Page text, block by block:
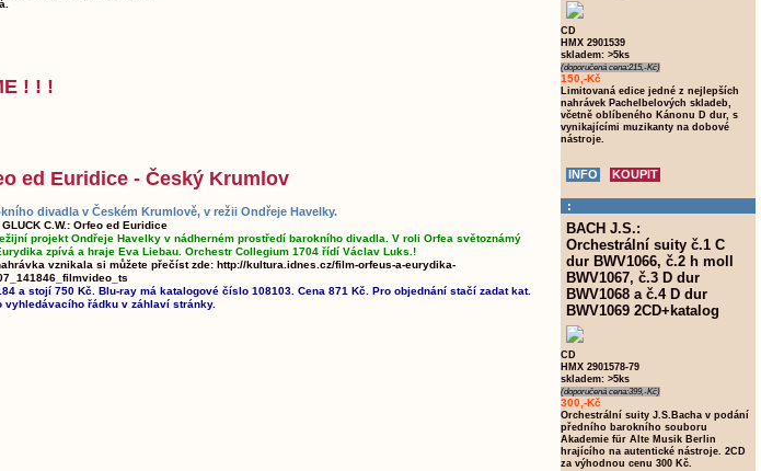
CD
HMX 2901539
skladem: >5ks
(doporučená cena:215,-Kč)
150,-Kč
Limitovaná edice jedné z nejlepších
nahrávek Pachelbelových skladeb,
včetně oblíbeného Kánonu D dur, s
vynikajícími muzikanty na dobové
nástroje.
:
BACH J.S.:
Orchestrální suity č.1 C
dur BWV1066, č.2 h moll
BWV1067, č.3 D dur
BWV1068 a č.4 D dur
BWV1069 2CD+katalog
CD
HMX 2901578-79
skladem: >5ks
(doporučená cena:399,-Kč)
300,-Kč
Orchestrální suity J.S.Bacha v podání
předního barokního souboru
Akademie für Alte Musik Berlin
hrajícího na autentické nástroje. 2CD
za výhodnou cenu 300 Kč.
! ! !
ed Euridice - Český Krumlov
divadla v Českém Krumlově, v režii Ondřeje Havelky.
C.W.: Orfeo ed Euridice
projekt Ondřeje Havelky v nádherném prostředí barokního divadla. V roli Orfea světoznámý
zpívá a hraje Eva Liebau. Orchestr Collegium 1704 řídí Václav Luks.!
vznikala si můžete přečíst zde: http://kultura.idnes.cz/film-orfeus-a-eurydika-
a stojí 750 Kč. Blu-ray má katalogové číslo 108103. Cena 871 Kč. Pro objednání stačí zadat kat.
řádku v záhlaví stránky.